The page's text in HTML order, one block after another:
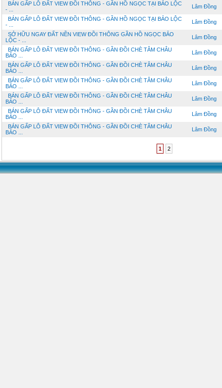
BÁN GẤP LÔ ĐẤT VIEW ĐỒI THÔNG - GẦN HỒ NGỌC TẠI BẢO LỘC
- ...
Lâm Đồng
BÁN GẤP LÔ ĐẤT VIEW ĐỒI THÔNG - GẦN HỒ NGỌC TẠI BẢO LỘC
- ...
Lâm Đồng
SỞ HỮU NGAY ĐẤT NỀN VIEW ĐỒI THÔNG GẦN HỒ NGỌC BẢO
LỘC - ...
Lâm Đồng
BÁN GẤP LÔ ĐẤT VIEW ĐỒI THÔNG - GẦN ĐỒI CHÈ TÂM CHÂU
BẢO ...
Lâm Đồng
BÁN GẤP LÔ ĐẤT VIEW ĐỒI THÔNG - GẦN ĐỒI CHÈ TÂM CHÂU
BẢO ...
Lâm Đồng
BÁN GẤP LÔ ĐẤT VIEW ĐỒI THÔNG - GẦN ĐỒI CHÈ TÂM CHÂU
BẢO ...
Lâm Đồng
BÁN GẤP LÔ ĐẤT VIEW ĐỒI THÔNG - GẦN ĐỒI CHÈ TÂM CHÂU
BẢO ...
Lâm Đồng
BÁN GẤP LÔ ĐẤT VIEW ĐỒI THÔNG - GẦN ĐỒI CHÈ TÂM CHÂU
BẢO ...
Lâm Đồng
BÁN GẤP LÔ ĐẤT VIEW ĐỒI THÔNG - GẦN ĐỒI CHÈ TÂM CHÂU
BẢO ...
Lâm Đồng
1 2